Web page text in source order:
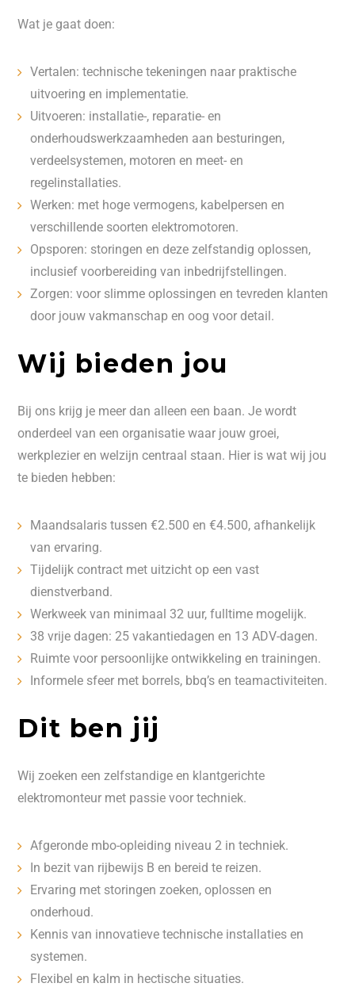
Wat je gaat doen:
Vertalen: technische tekeningen naar praktische
uitvoering en implementatie.
Uitvoeren: installatie-, reparatie- en
onderhoudswerkzaamheden aan besturingen,
verdeelsystemen, motoren en meet- en
regelinstallaties.
Werken: met hoge vermogens, kabelpersen en
verschillende soorten elektromotoren.
Opsporen: storingen en deze zelfstandig oplossen,
inclusief voorbereiding van inbedrijfstellingen.
Zorgen: voor slimme oplossingen en tevreden klanten
door jouw vakmanschap en oog voor detail.
Wij bieden jou
Bij ons krijg je meer dan alleen een baan. Je wordt
onderdeel van een organisatie waar jouw groei,
werkplezier en welzijn centraal staan. Hier is wat wij jou
te bieden hebben:
Maandsalaris tussen €2.500 en €4.500, afhankelijk
van ervaring.
Tijdelijk contract met uitzicht op een vast
dienstverband.
Werkweek van minimaal 32 uur, fulltime mogelijk.
38 vrije dagen: 25 vakantiedagen en 13 ADV-dagen.
Ruimte voor persoonlijke ontwikkeling en trainingen.
Informele sfeer met borrels, bbq’s en teamactiviteiten.
Dit ben jij
Wij zoeken een zelfstandige en klantgerichte
elektromonteur met passie voor techniek.
Afgeronde mbo-opleiding niveau 2 in techniek.
In bezit van rijbewijs B en bereid te reizen.
Ervaring met storingen zoeken, oplossen en
onderhoud.
Kennis van innovatieve technische installaties en
systemen.
Flexibel en kalm in hectische situaties.